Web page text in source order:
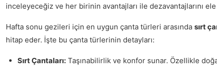
inceleyeceğiz ve her birinin avantajları ile dezavantajlarını ele
Hafta sonu gezileri için en uygun çanta türleri arasında sırt
hitap eder. İşte bu çanta türlerinin detayları:
Sırt Çantaları: Taşınabilirlik ve konfor sunar. Özellikle